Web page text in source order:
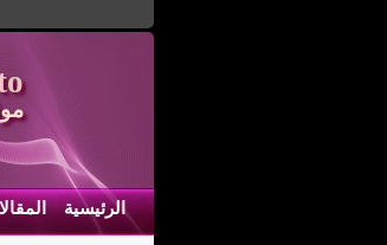
الرئيسية